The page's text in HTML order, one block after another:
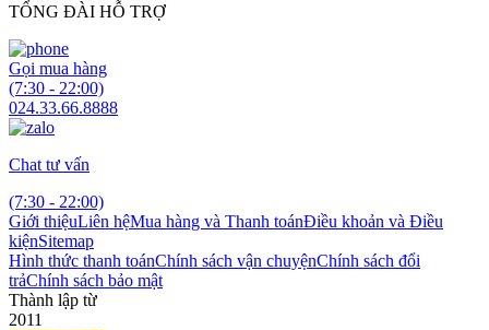
TỔNG ĐÀI HỖ TRỢ
Gọi mua hàng
(7:30 - 22:00)
024.33.66.8888
Chat tư vấn
(7:30 - 22:00)
Giới thiệuLiên hệMua hàng và Thanh toánĐiều khoản và Điều
kiệnSitemap
Hình thức thanh toánChính sách vận chuyệnChính sách đổi
trảChính sách bảo mật
Thành lập từ
2011